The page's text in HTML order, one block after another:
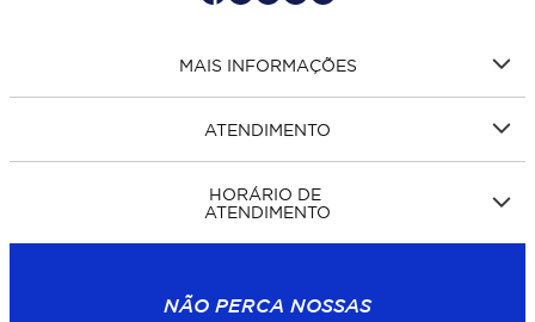
MAIS INFORMAÇÕES
ATENDIMENTO
HORÁRIO DE
ATENDIMENTO
NÃO PERCA NOSSAS